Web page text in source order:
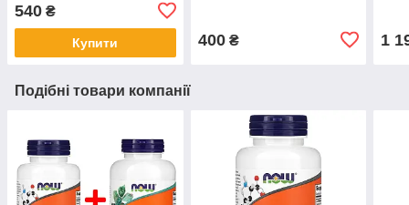
540 ₴
Купити 400₴ 1
Подібні товари компанії